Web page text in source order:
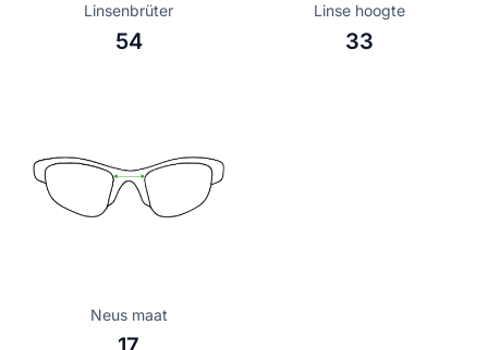
Linsenbrüter
54
Linse hoogte
33
Neus maat